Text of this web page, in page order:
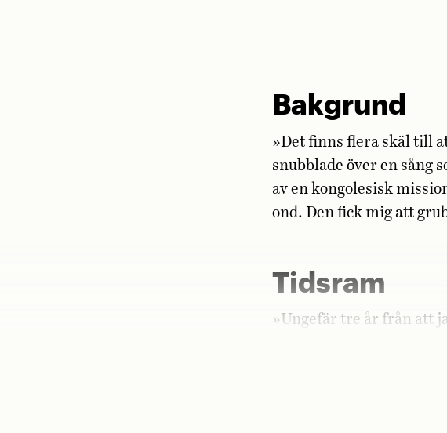
Bakgrund
»Det finns flera skäl till
snubblade över en sång
av en kongolesisk
ond. Den fick mig att
Tidsram
»Ungefär tre år från att